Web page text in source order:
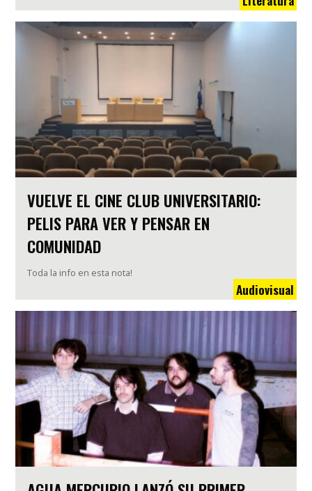
VUELVE EL CINE CLUB UNIVERSITARIO:
PELIS PARA VER Y PENSAR EN
COMUNIDAD
Toda la info en esta nota!
Audiovisual